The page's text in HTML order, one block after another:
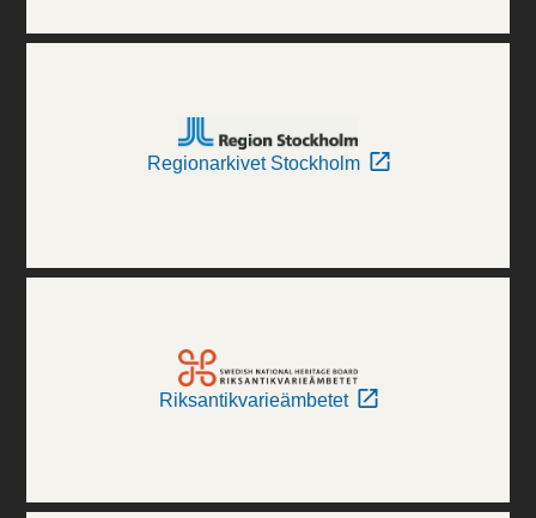
Regionarkivet Stockholm
Riksantikvarieämbetet